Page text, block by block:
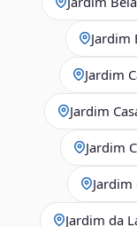
Jardim
Jardim
Jardim
Jardim
Jardim
Jardim da